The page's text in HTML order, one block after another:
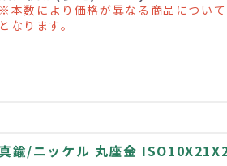
※本数により価格が異なる商品につい
となります。
鍮/ニッケル 丸座金